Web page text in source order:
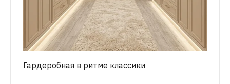
Гардеробная в ритме классики